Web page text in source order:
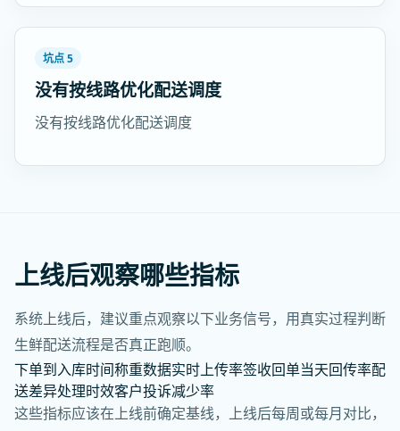
坑点 5
没有按线路优化配送调度
没有按线路优化配送调度
上线后观察哪些指标
系统上线后，建议重点观察以下业务信号，用真实过程判断
生鲜配送流程是否真正跑顺。
下单到入库时间称重数据实时上传率签收回单当天回传率配
送差异处理时效客户投诉减少率
这些指标应该在上线前确定基线，上线后每周或每月对比，